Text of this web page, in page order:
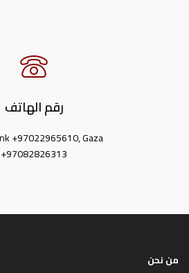
رقم الهاتف
+97022965610, Gaza
+97082826313
من نحن